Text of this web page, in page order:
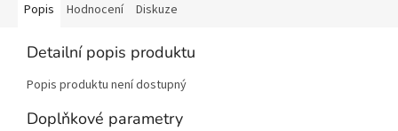
Popis Hodnocení Diskuze
Detailní popis produktu
Popis produktu není dostupný
Doplňkové parametry